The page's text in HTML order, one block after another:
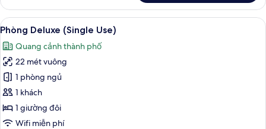
Red
Level
Presidential
Sea
and
Cathedral
View
Xem
tất
cả
ảnh
Phòng
Deluxe
(Single
Use)
Phòng Deluxe (Single Use) | Bộ đồ
3
Phòng Deluxe (Single Use)
Quang cảnh thành phố
22 mét vuông
1 phòng ngủ
1 khách
1 giường đôi
Wifi miễn phí